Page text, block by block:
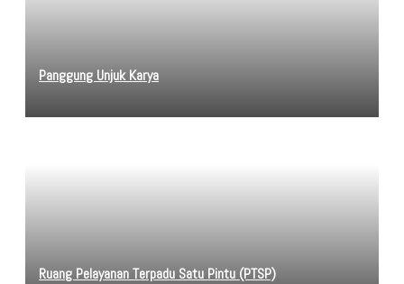
Panggung Unjuk Karya
Ruang Pelayanan Terpadu Satu Pintu (PTSP)